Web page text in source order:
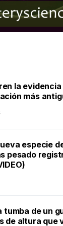
la evidencia
más
especie
pesado
tumba de un
de altura que